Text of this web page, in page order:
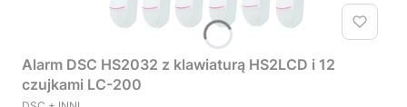
Alarm DSC HS2032 z klawiaturą HS2LCD i 12
czujkami LC-200
PRODUCENT